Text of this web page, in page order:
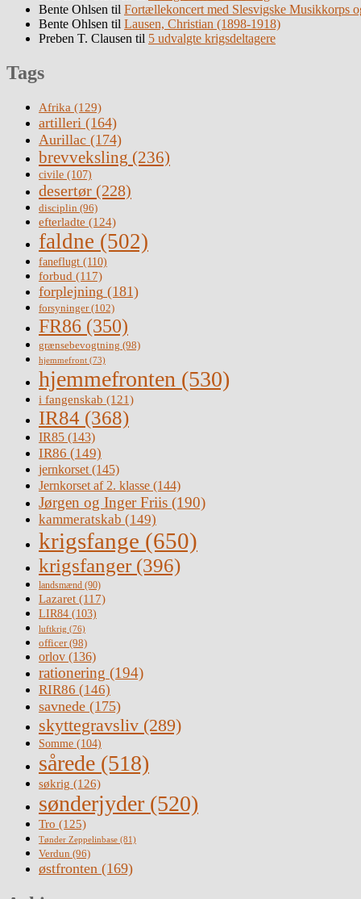
Bente Ohlsen til Fortællekoncert med Slesvigske Musikkorps
Bente Ohlsen til Lausen, Christian (1898-1918)
Preben T. Clausen til 5 udvalgte krigsdeltagere
Tags
Afrika (129)
artilleri (164)
Aurillac (174)
brevveksling (236)
civile (107)
desertør (228)
disciplin (96)
efterladte (124)
faldne (502)
faneflugt (110)
forbud (117)
forplejning (181)
forsyninger(102)
FR86 (350)
grænsebevogtning (98)
hjemmefront (73)
hjemmefronten (530)
i fangenskab (121)
IR84 (368)
IR85 (143)
IR86 (149)
jernkorset(145)
Jernkorset af 2. klasse (144)
Jørgen og Inger Friis (190)
kammeratskab (149)
krigsfange (650)
krigsfanger (396)
landsmænd (90)
Lazaret (117)
LIR84 (103)
luftkrig (76)
officer(98)
orlov (136)
rationering (194)
RIR86 (146)
savnede (175)
skyttegravsliv (289)
Somme (104)
sårede (518)
søkrig (126)
sønderjyder (520)
Tro (125)
Tønder Zeppelinbase (81)
Verdun (96)
østfronten (169)